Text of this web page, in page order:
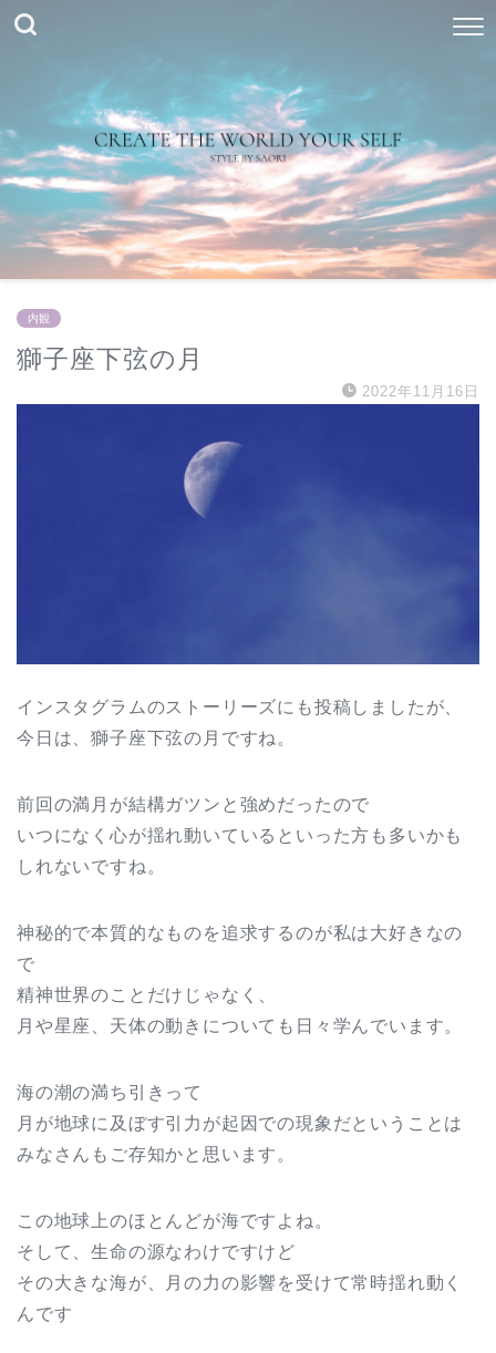
内観
獅子座下弦の月
2022年11月16日
インスタグラムのストーリーズにも投稿しましたが、
今日は、獅子座下弦の月ですね。
前回の満月が結構ガツンと強めだったので
いつになく心が揺れ動いているといった方も多いかも
しれないですね。
神秘的で本質的なものを追求するのが私は大好きなの
で
精神世界のことだけじゃなく、
月や星座、天体の動きについても日々学んでいます。
海の潮の満ち引きって
月が地球に及ぼす引力が起因での現象だということは
みなさんもご存知かと思います。
この地球上のほとんどが海ですよね。
そして、生命の源なわけですけど
その大きな海が、月の力の影響を受けて常時揺れ動く
んです